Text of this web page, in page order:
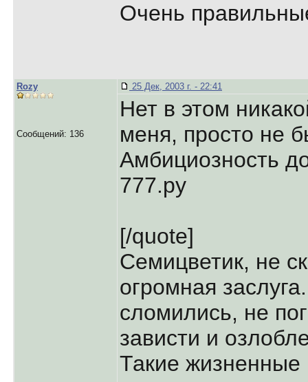
Очень
Rozy
Сообщений: 136
25 Дек, 2003 г. - 22:41
Нет в этом
меня, просто не
Амбициозность
777.ру
[/quote]
Семицветик, не
огромная
сломились, не
зависти и
Такие